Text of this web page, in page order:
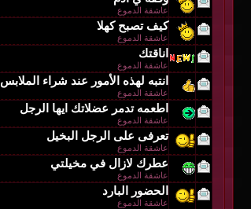
عاشقة الدموع
كيف تصبح كهلا
عاشقة الدموع
اناقتك
عاشقة الدموع
انتبه لهذه الأمور عند شراء الملابس
عاشقة الدموع
اطعمه تدمر عضلاتك ايها الرجل
عاشقة الدموع
تعرفى على الرجل البخيل
عاشقة الدموع
عطرك لازال في مخيلتي
عاشقة الدموع
الحضور البارد
عاشقة الدموع